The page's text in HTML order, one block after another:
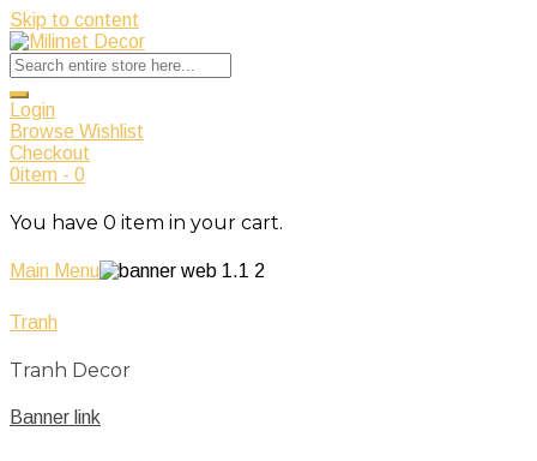
Skip to content
Login
Browse Wishlist
Checkout
0item - 0
You have 0 item in your cart.
Main Menu
Tranh
Tranh Decor
Banner link